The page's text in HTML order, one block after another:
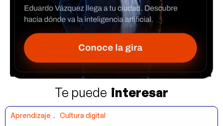
Te puede interesar
Aprendizaje , Cultura digital